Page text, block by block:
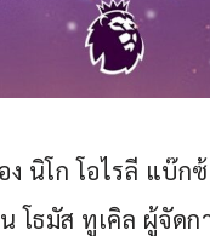
ง นิโก โอไรลี แบ๊
โธมัส ทูเคิล ผู้จั